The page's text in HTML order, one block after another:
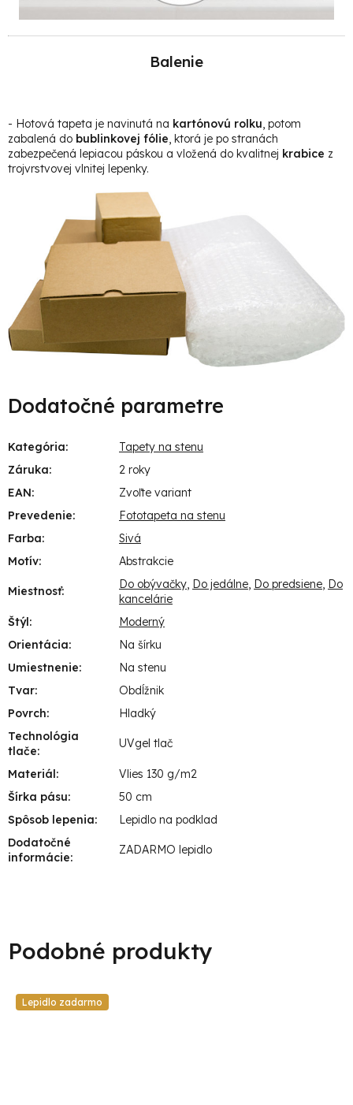
Balenie
- Hotová tapeta je navinutá na kartónovú rolku, potom
zabalená do bublinkovej fólie, ktorá je po stranách
zabezpečená lepiacou páskou a vložená do kvalitnej krabice z
trojvrstvovej vlnitej lepenky.
Dodatočné parametre
Kategória:
Tapety na stenu
Záruka:
2 roky
EAN:
Zvoľte variant
Prevedenie:
Fototapeta na stenu
Farba:
Sivá
Motív: Abstrakcie
Miestnosť: Do obývačky, Do jedálne, Do predsiene, Do
kancelárie
Štýl:
Moderný
Orientácia:
Na šírku
Umiestnenie:
Na stenu
Tvar:
Obdĺžnik
Povrch:
Hladký
Technológia
tlače:
UVgel tlač
Materiál:
Vlies 130 g/m2
Šírka pásu:
50 cm
Spôsob lepenia:
Lepidlo na podklad
Dodatočné
informácie:
ZADARMO lepidlo
Lepidlo zadarmo